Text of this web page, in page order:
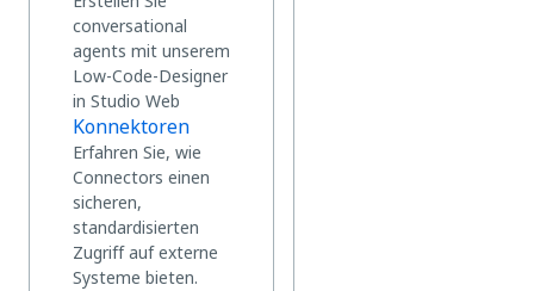
conversational
agents mit unserem
Low-Code-Designer
in Studio Web
Konnektoren
Erfahren Sie, wie
Connectors einen
sicheren,
standardisierten
Zugriff auf externe
Systeme bieten.